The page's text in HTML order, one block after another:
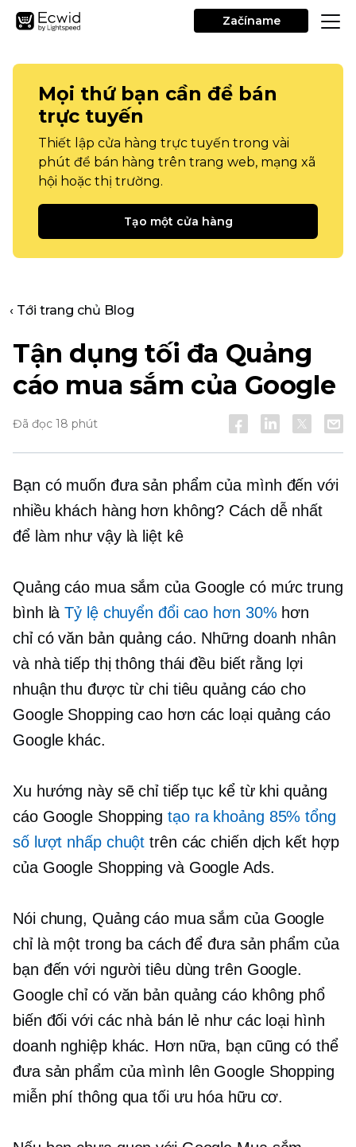
Začíname
Mọi thứ bạn cần để bán
trực tuyến
Thiết lập cửa hàng trực tuyến trong vài
phút để bán hàng trên trang web, mạng xã
hội hoặc thị trường.
Tạo một cửa hàng
‹ Tới trang chủ Blog
Tận dụng tối đa Quảng
cáo mua sắm của Google
Đã đọc 18 phút
Bạn có muốn đưa sản phẩm của mình đến với
nhiều khách hàng hơn không? Cách dễ nhất
để làm như vậy là liệt kê
Quảng cáo mua sắm của Google có mức trung
bình làTỷ lệ chuyển đổi cao hơn 30% hơn
chỉ có văn bản quảng cáo. Những doanh nhân
và nhà tiếp thị thông thái đều biết rằng lợi
nhuận thu được từ chi tiêu quảng cáo cho
Google Shopping cao hơn các loại quảng cáo
Google khác.
Xu hướng này sẽ chỉ tiếp tục kể từ khi quảng
cáo Google Shopping tạo ra khoảng 85% tổng
số lượt nhấp chuột trên các chiến dịch kết hợp
của Google Shopping và Google Ads.
Nói chung, Quảng cáo mua sắm của Google
chỉ là một trong ba cách để đưa sản phẩm của
bạn đến với người tiêu dùng trên Google.
Googlechỉ có văn bản quảng cáo không phổ
biến đối với các nhà bán lẻ như các loại hình
doanh nghiệp khác. Hơn nữa, bạn cũng có thể
đưa sản phẩm của mình lên Google Shopping
miễn phí thông qua tối ưu hóa hữu cơ.